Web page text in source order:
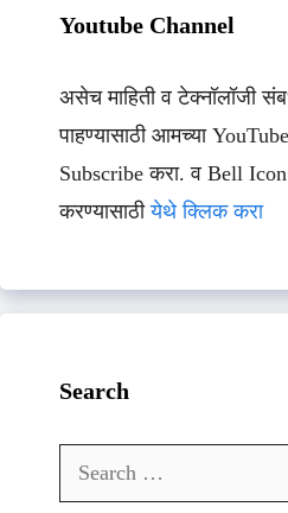
Youtube Channel
असेच माहिती व टेक्नॉलॉजी
पाहण्यासाठी आमच्या
Subscribe करा. व Bell
करण्यासाठीयेथे क्लिक करा
Search
Search
for: